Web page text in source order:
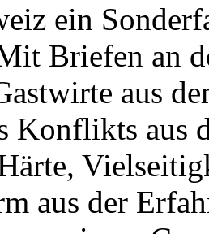
ein
Briefen an
aus
Konflikts aus
aus der